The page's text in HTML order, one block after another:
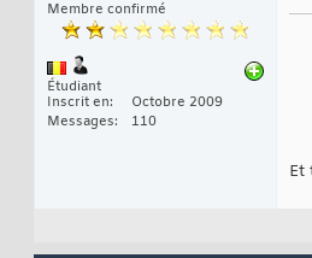
Membre confirmé
Étudiant
Inscrit en
Octobre 2009
Messages
110
Et